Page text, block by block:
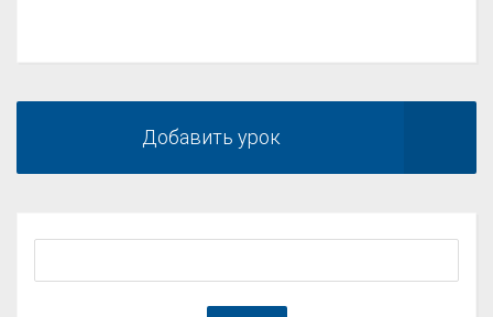
Добавить урок